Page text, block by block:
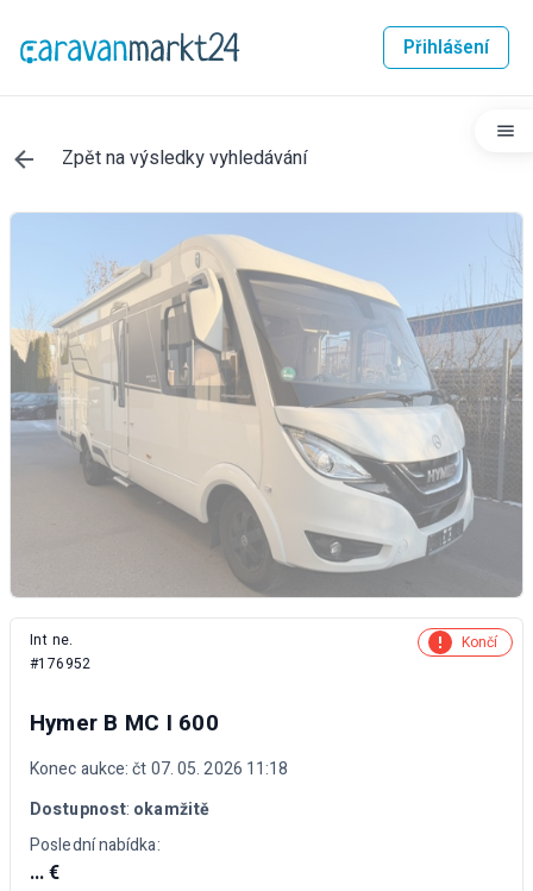
Přihlášení
Zpět na výsledky vyhledávání
Int ne.
#176952
Končí
Hymer B MC I 600
Konec aukce: čt 07. 05. 2026 11:18
Dostupnost: okamžitě
Poslední nabídka:
... €